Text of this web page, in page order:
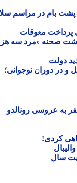
بام در مراسم سلام
معوقات
صحنه «مرد سه هزار
دوران نوجوانی؛
تن هاخ و دیگران/ این 10 نفر به عروسی رونالدو
کردی!
سال